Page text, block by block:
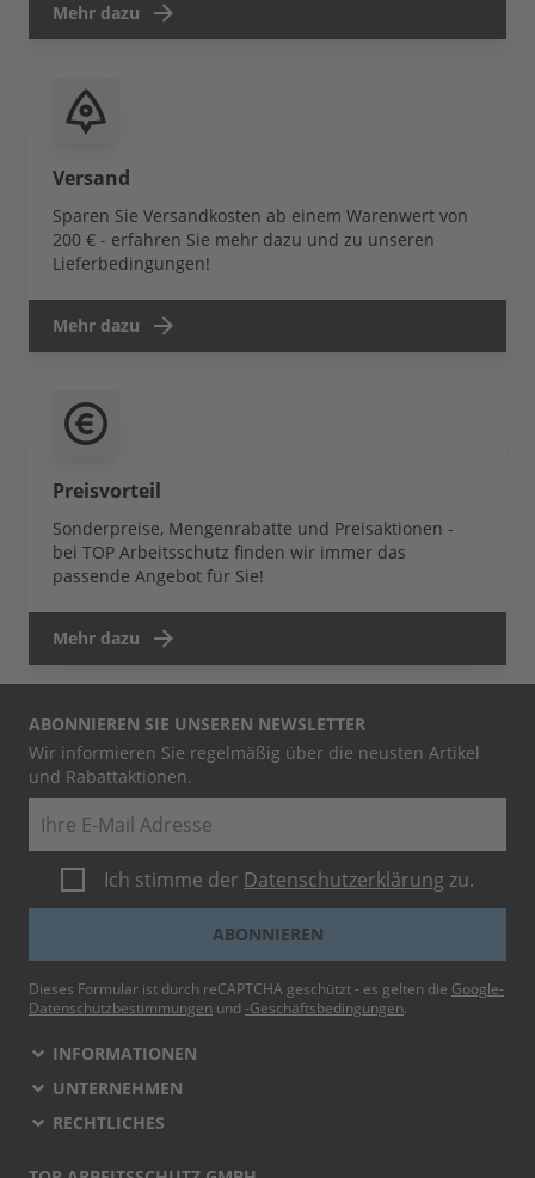
Mehr dazu
Versand
Sparen Sie Versandkosten ab einem Warenwert von
200 € - erfahren Sie mehr dazu und zu unseren
Lieferbedingungen!
Mehr dazu
Preisvorteil
Sonderpreise, Mengenrabatte und Preisaktionen -
bei TOP Arbeitsschutz finden wir immer das
passende Angebot für Sie!
Mehr dazu
ABONNIEREN SIE UNSEREN NEWSLETTER
Wir informieren Sie regelmäßig über die neusten Artikel
und Rabattaktionen.
Ich stimme der Datenschutzerklärung zu.
ABONNIEREN
Dieses Formular ist durch reCAPTCHA geschützt - es gelten die Google-
Datenschutzbestimmungen und -Geschäftsbedingungen.
INFORMATIONEN
UNTERNEHMEN
RECHTLICHES